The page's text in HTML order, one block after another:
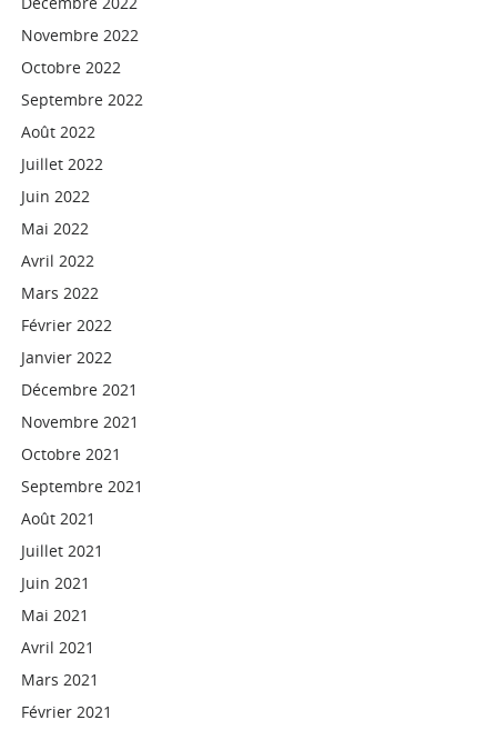
Novembre 2022
Octobre 2022
Septembre 2022
Août 2022
Juillet 2022
Juin 2022
Mai 2022
Avril 2022
Mars 2022
Février 2022
Janvier 2022
Décembre 2021
Novembre 2021
Octobre 2021
Septembre 2021
Août 2021
Juillet 2021
Juin 2021
Mai 2021
Avril 2021
Mars 2021
Février 2021